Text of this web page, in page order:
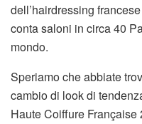
dell’hairdressing
conta saloni in circa 40
mondo.
Speriamo che abbiate
cambio di look di
Haute Coiffure Française